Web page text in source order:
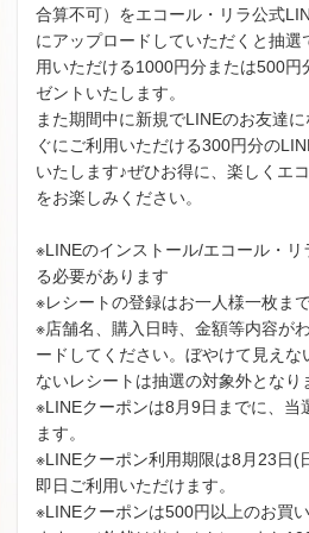
合算不可）をエコール・リラ公式
にアップロードしていただくと抽選
用いただける1000円分または500円
ゼントいたします。
また期間中に新規でLINEのお友達
ぐにご利用いただける300円分の
いたします♪ぜひお得に、楽しくエ
をお楽しみください。
※LINEのインストール/エコール・
る必要があります
※レシートの登録はお一人様一枚まで
※店舗名、購入日時、金額等内容が
ードしてください。ぼやけて見えな
ないレシートは抽選の対象外となり
※LINEクーポンは8月9日までに、当
ます。
※LINEクーポン利用期限は8月23日(
即日ご利用いただけます。
※LINEクーポンは500円以上のお買